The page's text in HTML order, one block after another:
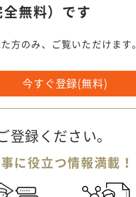
無料）です
方のみ、ご覧いただけます。
今すぐ登録(無料)
登録ください。
に役立つ情報満載！